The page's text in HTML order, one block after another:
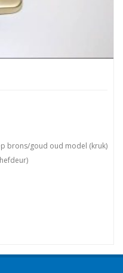
brons/goud oud model (kruk)